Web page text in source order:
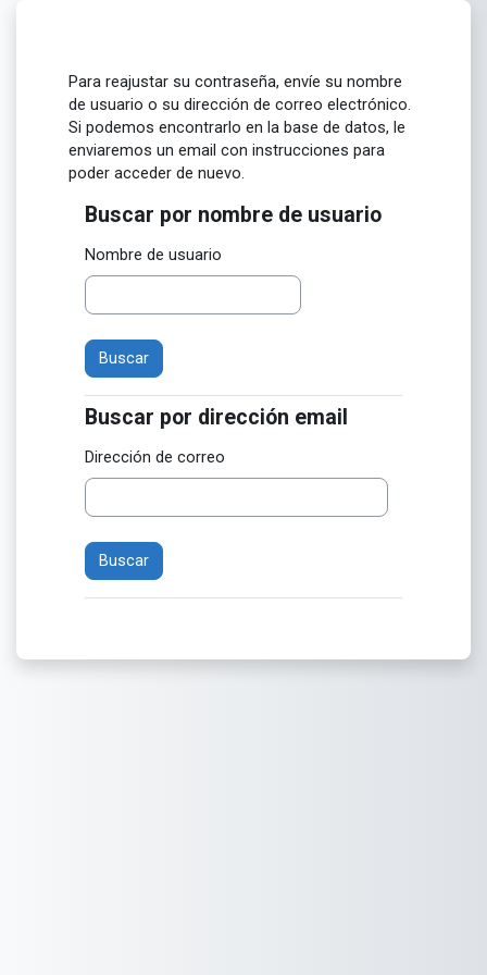
Para reajustar su contraseña, envíe su nombre
de usuario o su dirección de correo electrónico.
Si podemos encontrarlo en la base de datos, le
enviaremos un email con instrucciones para
poder acceder de nuevo.
Buscar por nombre de usuario
Buscar por nombre de usuario
Nombre de usuario
Buscar por dirección email
Buscar por dirección email
Dirección de correo